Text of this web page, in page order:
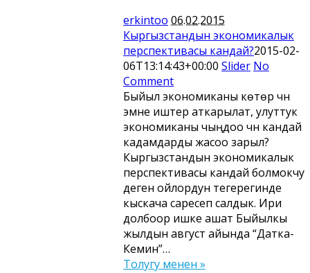
erkintoo 06.02.2015
Кыргызстандын экономикалык
перспективасы кандай?2015-02-
06T13:14:43+00:00 Slider No
Comment
Быйыл экономиканы көтөрүү үчүн
эмне иштер аткарылат, улуттук
экономиканы чыңдоо үчүн кандай
кадамдарды жасоо зарыл?
Кыргызстандын экономикалык
перспективасы кандай болмокчу
деген ойлордун тегерегинде
кыскача саресеп салдык. Ири
долбоор ишке ашат Быйылкы
жылдын август айында “Датка-
Кемин”…
Толугу менен »